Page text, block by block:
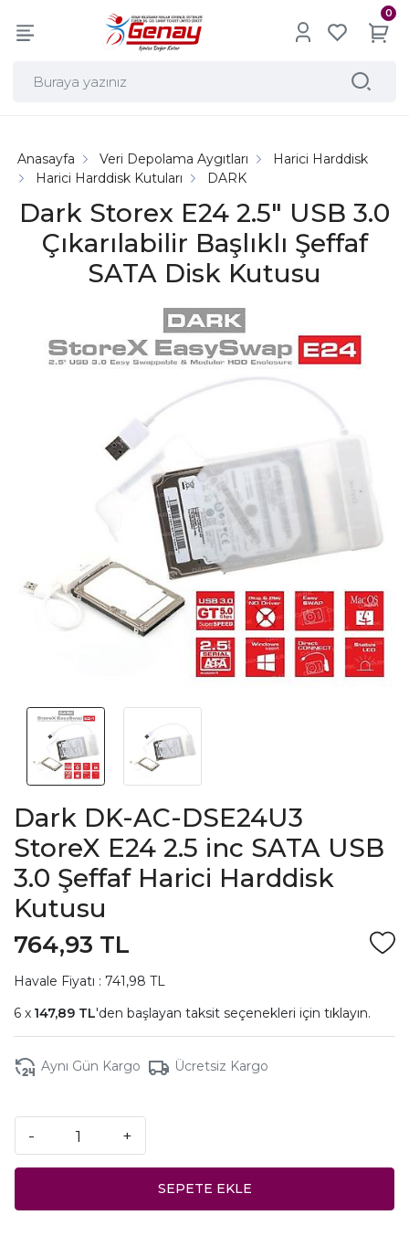
0
Dark Storex E24 2.5" USB 3.0
Çıkarılabilir Başlıklı Şeffaf
SATA Disk Kutusu
Anasayfa Veri Depolama Aygıtları
Harici Harddisk
Harici Harddisk Kutuları
DARK
Dark DK-AC-DSE24U3
StoreX E24 2.5 inc SATA USB
3.0 Şeffaf Harici Harddisk
Kutusu
764,93 TL
Havale Fiyatı : 741,98 TL
147,89 TL'den başlayan taksit seçenekleri için tıklayın.
Aynı Gün Kargo Ücretsiz Kargo
- +
SEPETE EKLE